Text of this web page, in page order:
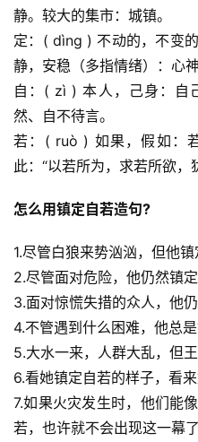
静。较大的集市：城镇。
定：( dìng ) 不动的，不变
静，安稳（多指情绪）：心神
自：( zì ) 本人，己身：自
然、自不待言。
若：( ruò ) 如果，假如：
此：“以若所为，求若所欲，
怎么用镇定自若造句?
1.尽管白狼来势汹汹，但他镇
2.尽管面对危险，他仍然镇定
3.面对惊慌失措的众人，他仍
4.不管遇到什么困难，他总
5.大水一来，人群大乱，但王
6.看她镇定自若的样子，看
7.如果火灾发生时，他们能
若，也许就不会出现这一幕了